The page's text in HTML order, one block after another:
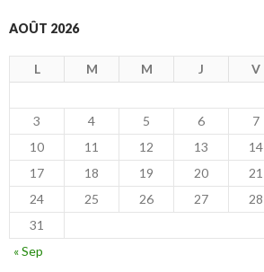
AOÛT 2026
L M M J V
3
4 5 6 7
10
11 12 13 14
17
18 19 20 21
24
25 26 27 28
31
« Sep